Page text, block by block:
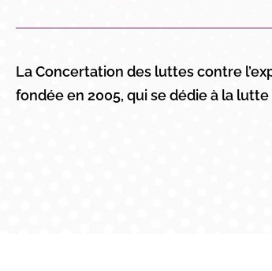
La Concertation des luttes contre
fondée en 2005, qui se dédie à la